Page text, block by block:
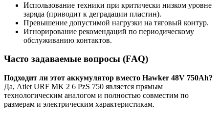
Использование техники при критически низком уровне
заряда (приводит к деградации пластин).
Превышение допустимой нагрузки на тяговый контур.
Игнорирование рекомендаций по периодическому
обслуживанию контактов.
Часто задаваемые вопросы (FAQ)
Подходит ли этот аккумулятор вместо Hawker 48V 750Ah?
Да, Atlet URF MK 2 6 PzS 750 является прямым
технологическим аналогом и полностью совместим по
размерам и электрическим характеристикам.